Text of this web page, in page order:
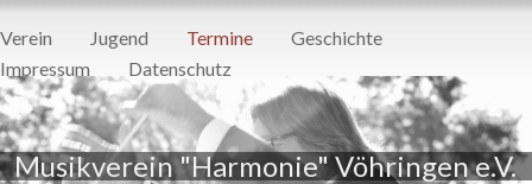
Navigation
Verein Jugend Termine
Geschichte
Impressum
Datenschutz
Musikverein "Harmonie" Vöhringen e.V.